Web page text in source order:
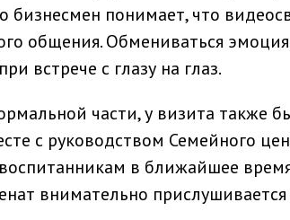
бизнесмен понимает, что
общения. Обмениваться
встрече с глазу на глаз.
части, у визита также
с руководством Семейного
в ближайшее
внимательно